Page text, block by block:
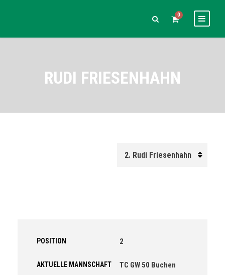
0
RUDI FRIESENHAHN
POSITION 2
AKTUELLE MANNSCHAFT TC GW 50 Buchen